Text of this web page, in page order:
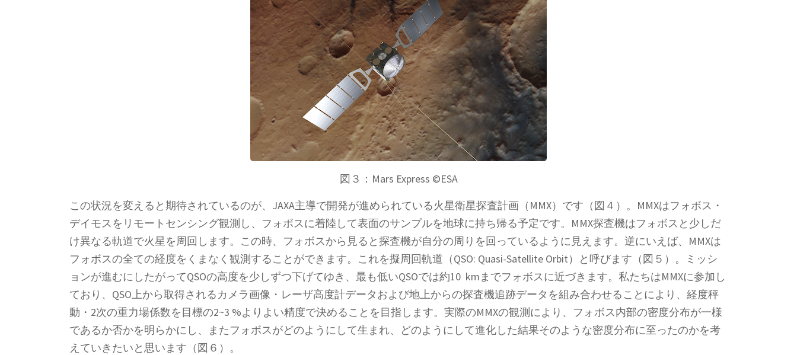
図３：Mars Express ©ESA
この状況を変えると期待されているのが、JAXA主導で開発が進められている火星衛星探査計画（MMX）です（図４）。MMXはフォボス・
デイモスをリモートセンシング観測し、フォボスに着陸して表面のサンプルを地球に持ち帰る予定です。MMX探査機はフォボスと少しだ
け異なる軌道で火星を周回します。この時、フォボスから見ると探査機が自分の周りを回っているように見えます。逆にいえば、MMXは
フォボスの全ての経度をくまなく観測することができます。これを擬周回軌道（QSO: Quasi-Satellite Orbit）と呼びます（図５）。ミッシ
ョンが進むにしたがってQSOの高度を少しずつ下げてゆき、最も低いQSOでは約10 kmまでフォボスに近づきます。私たちはMMXに参加し
ており、QSO上から取得されるカメラ画像・レーザ高度計データおよび地上からの探査機追跡データを組み合わせることにより、経度秤
動・2次の重力場係数を目標の2~3 %よりよい精度で決めることを目指します。実際のMMXの観測により、フォボス内部の密度分布が一様
であるか否かを明らかにし、またフォボスがどのようにして生まれ、どのようにして進化した結果そのような密度分布に至ったのかを考
えていきたいと思います（図６）。